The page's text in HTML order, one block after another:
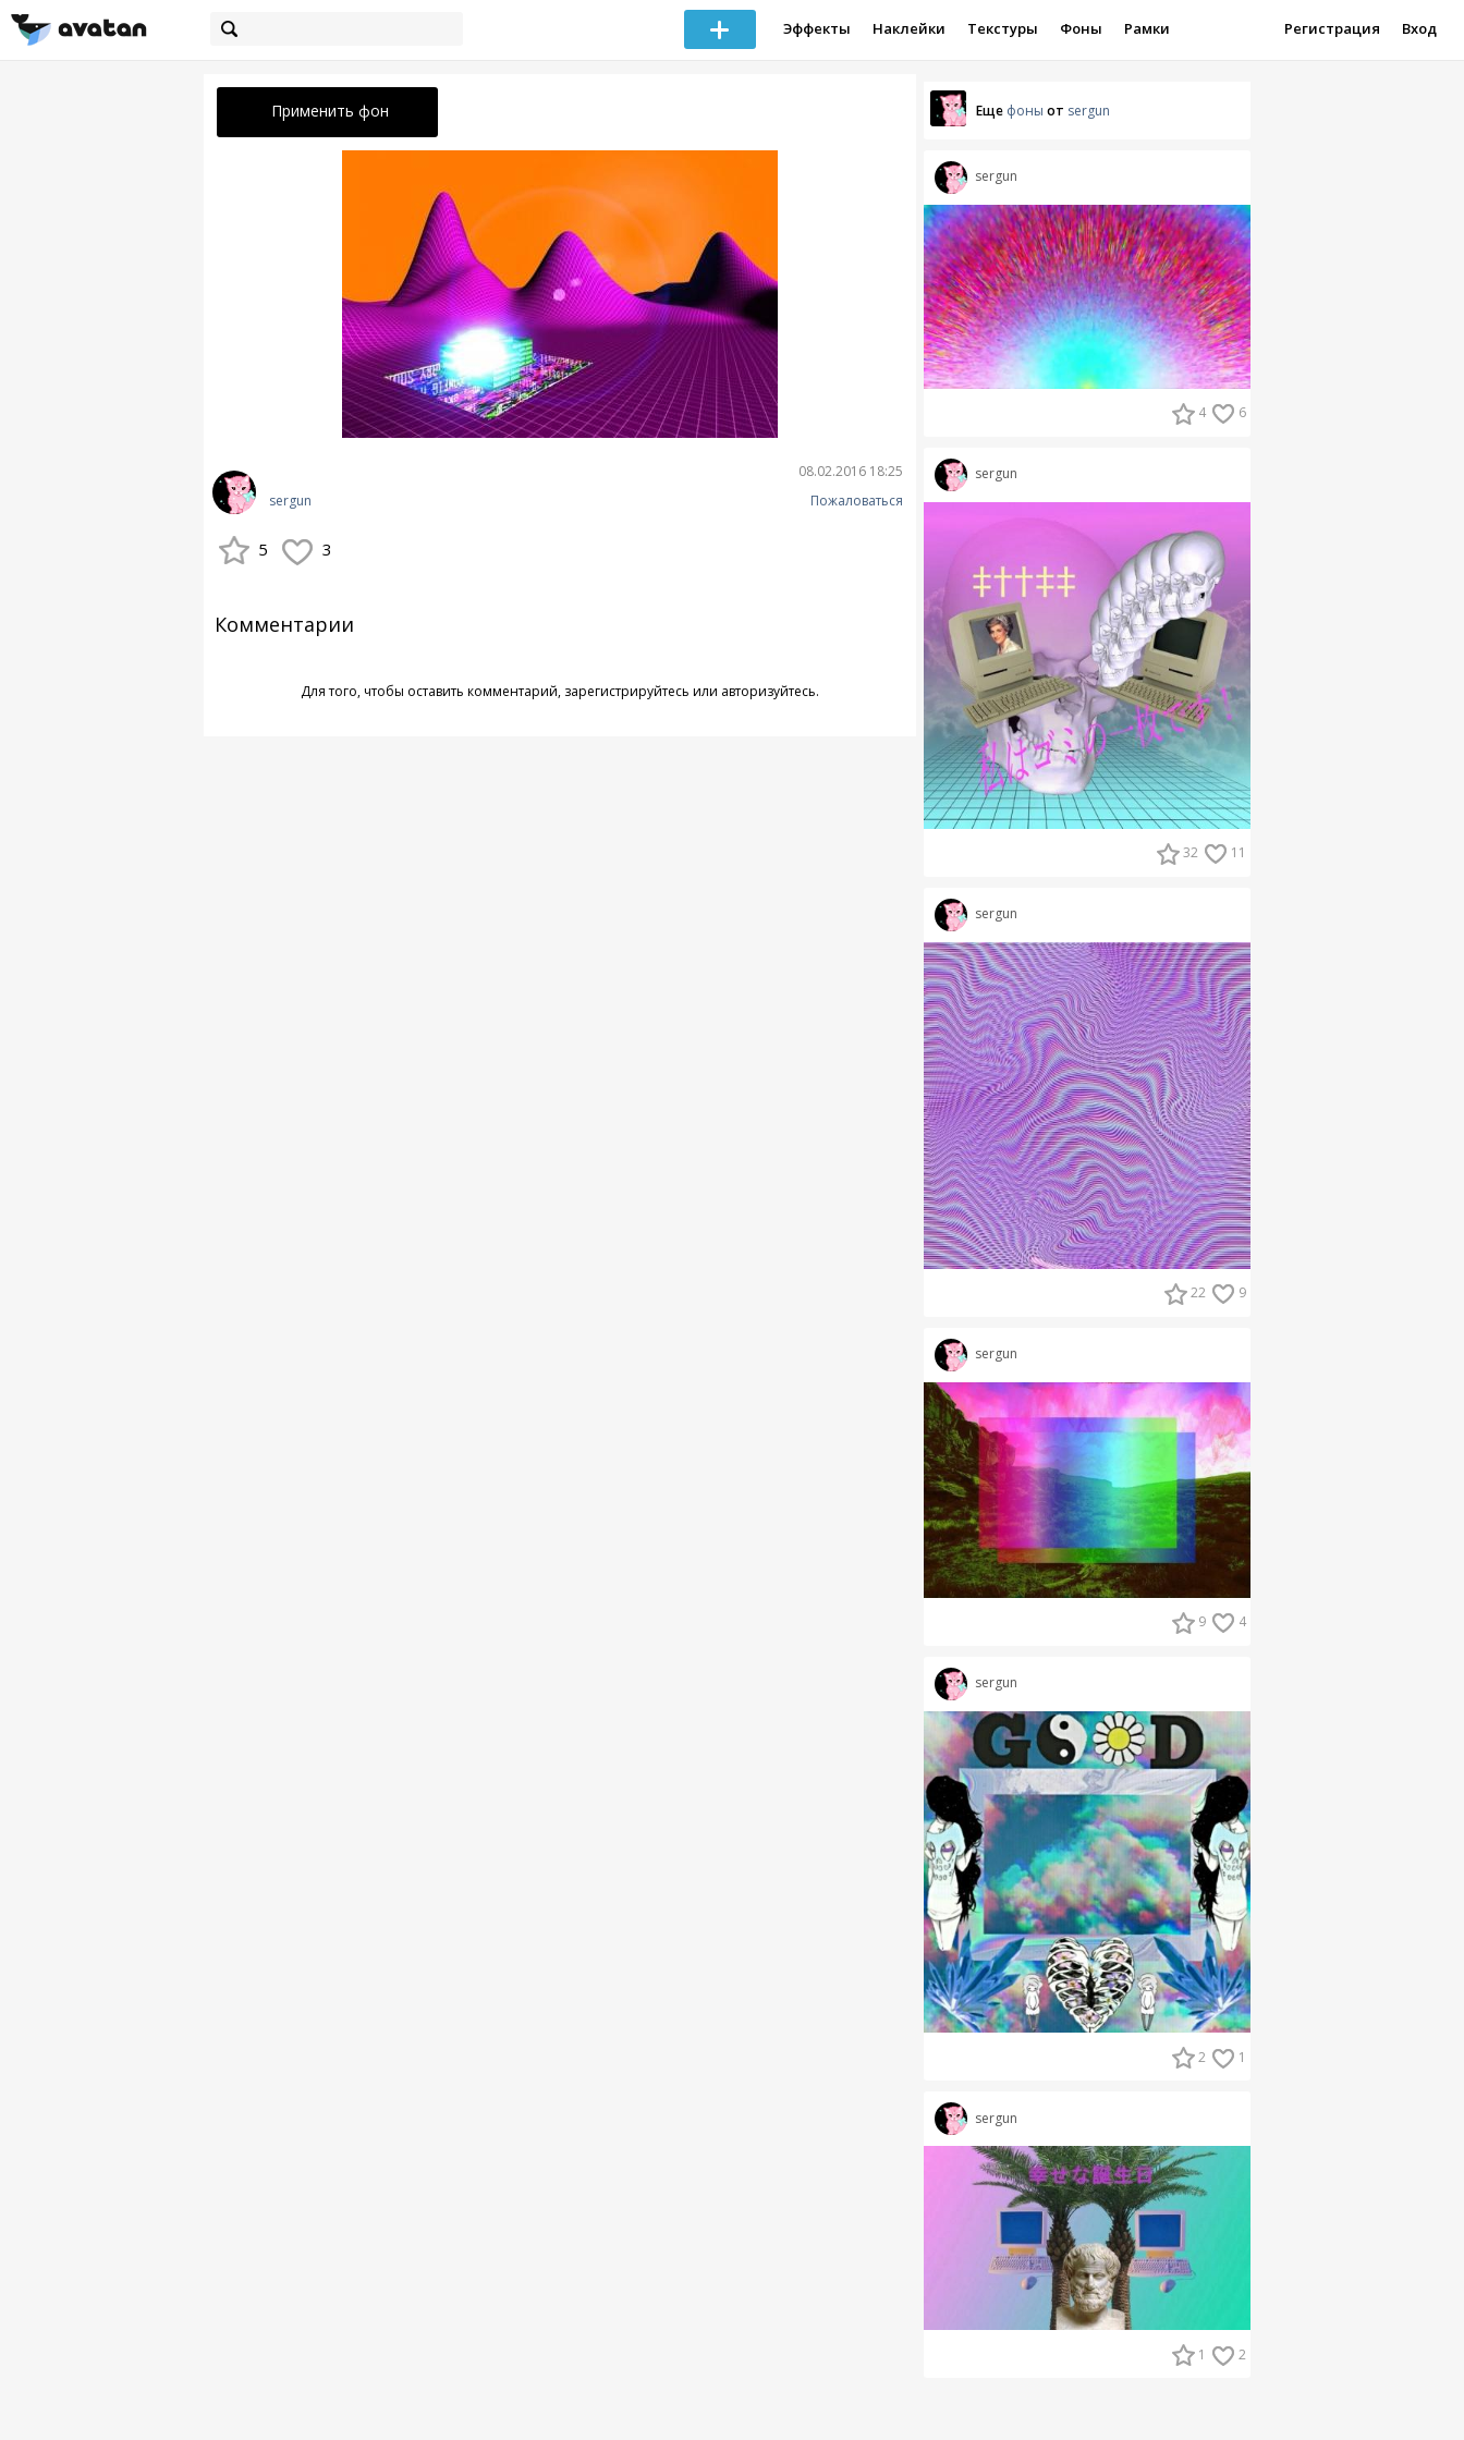
Эффекты Наклейки Текстуры Фоны Рамки Регистрация Вход
Применить фон
sergun
08.02.2016 18:25
Пожаловаться
5 3
Комментарии
Для того, чтобы оставить комментарий, зарегистрируйтесь или авторизуйтесь.
Еще фоны от sergun
sergun
4 6
sergun
32 11
sergun
22 9
sergun
9 4
sergun
2 1
sergun
1 2